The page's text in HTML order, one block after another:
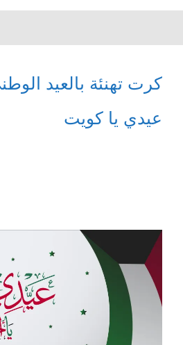
كرت تهنئة بالعيد
عيدي يا كويت